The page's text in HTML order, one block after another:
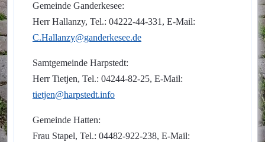
Gemeinde Ganderkesee:
Herr Hallanzy, Tel.: 04222-44-331, E-Mail:
C.Hallanzy@ganderkesee.de
Samtgemeinde Harpstedt:
Herr Tietjen, Tel.: 04244-82-25, E-Mail:
tietjen@harpstedt.info
Gemeinde Hatten:
Frau Stapel, Tel.: 04482-922-238, E-Mail: